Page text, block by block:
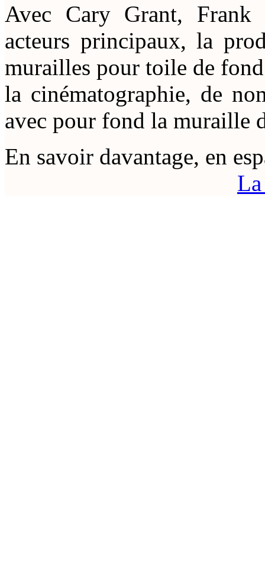
Avec Cary Grant,
acteurs principaux, la
murailles pour toile de
la cinématographie, de
avec pour fond la muraille
En savoir davantage, en